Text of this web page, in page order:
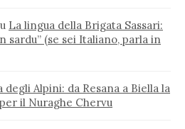
La lingua della Brigata Sassari:
sardu” (se sei Italiano, parla in
degli Alpini: da Resana a Biella la
il Nuraghe Chervu